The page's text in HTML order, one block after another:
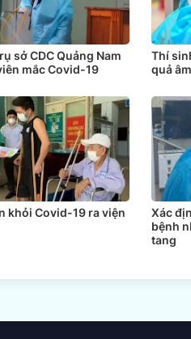
sở CDC Quảng Nam
mắc Covid-19
Thí
quả
khỏi Covid-19 ra viện
Xác
bệnh
tang